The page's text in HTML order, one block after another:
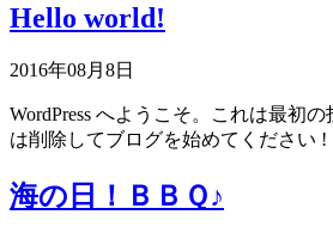
Hello world!
2016年08月8日
WordPress へようこそ。これは最初
は削除してブログを始めてください !
海の日！ＢＢＱ♪